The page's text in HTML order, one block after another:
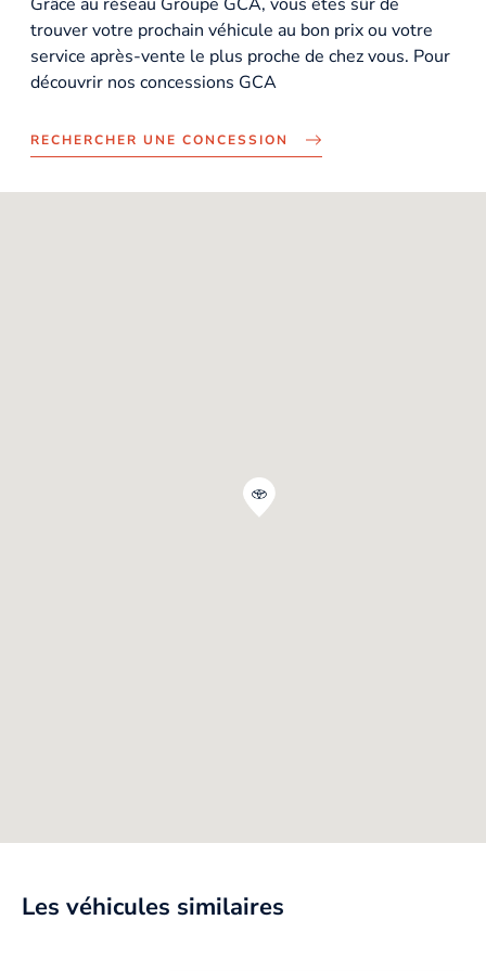
trouver votre prochain véhicule au bon prix ou votre
service après-vente le plus proche de chez vous. Pour
découvrir nos concessions GCA
RECHERCHER UNE CONCESSION
Les véhicules similaires